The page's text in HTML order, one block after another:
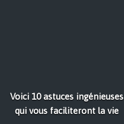
Voici 10 astuces ingénieuses
qui vous faciliteront la vie